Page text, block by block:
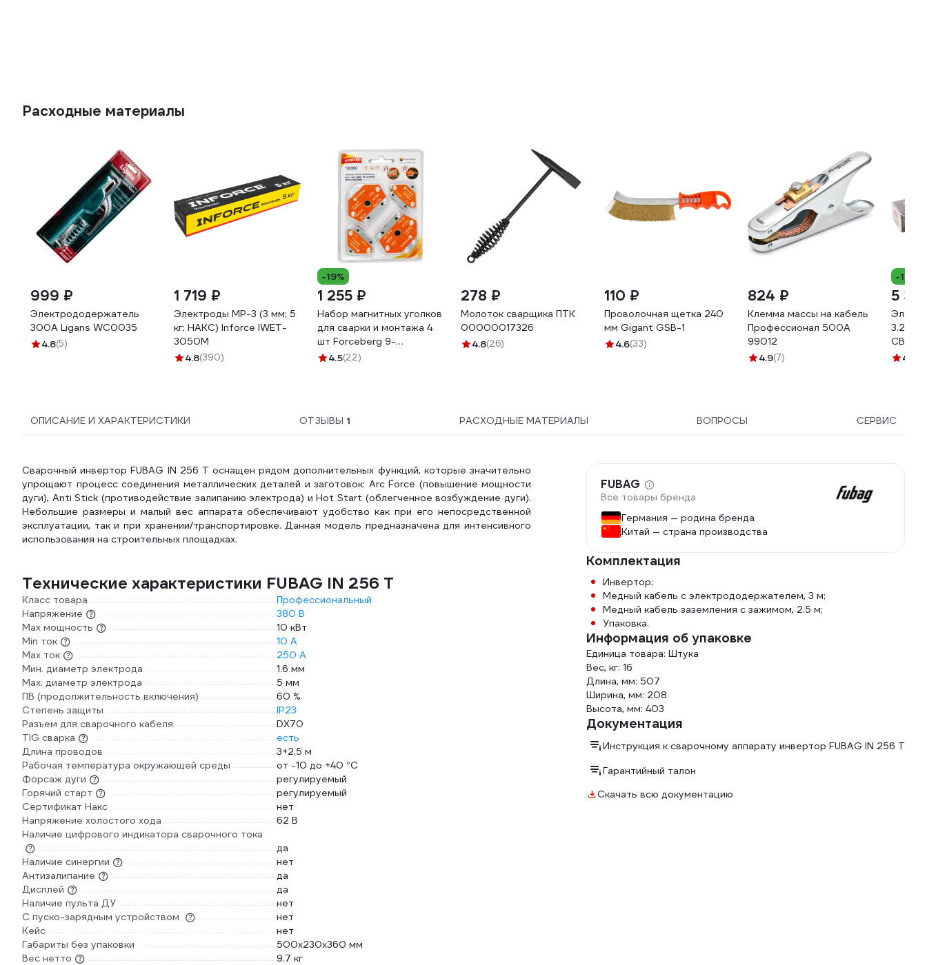
Расходные материалы
999 ₽
Электрододержатель
300А Ligans WC0035
4.8(5)
1 719 ₽
Электроды МР-3 (3 мм; 5
кг; НАКС) Inforce IWET-
3050M
4.8(390)
-19%
1 255 ₽
Набор магнитных уголков
для сварки и монтажа 4
шт Forceberg 9-
4015090-004
4.5(22)
278 ₽
Молоток сварщика ПТК
00000017326
4.8(26)
110 ₽
Проволочная щетка 240
мм Gigant GSB-1
4.6(33)
824 ₽
Клемма массы на кабель
Профессионал 500А
99012
4.9(7)
-11%
5
3.2 мм)
4.7
ОПИСАНИЕ И ХАРАКТЕРИСТИКИ ОТЗЫВЫ 1 РАСХОДНЫЕ МАТЕРИАЛЫ ВОПРОСЫ СЕРВИС
Сварочный инвертор FUBAG IN 256 T оснащен рядом дополнительных функций, которые значительно
упрощают процесс соединения металлических деталей и заготовок: Arc Force (повышение мощности
дуги), Anti Stick (противодействие залипанию электрода) и Hot Start (облегченное возбуждение дуги).
Небольшие размеры и малый вес аппарата обеспечивают удобство как при его непосредственной
эксплуатации, так и при хранении/транспортировке. Данная модель предназначена для интенсивного
использования на строительных площадках.
Технические характеристики FUBAG IN 256 T
Класс товара
Профессиональный
Напряжение
380 В
Max мощность
10 кВт
Min ток
10 А
Max ток
250 А
Мин. диаметр электрода
1.6 мм
Мах. диаметр электрода
5 мм
ПВ (продолжительность включения)
60 %
Степень защиты
IP23
Разъем для сварочного кабеля
DX70
TIG сварка
есть
Длина проводов
3+2.5 м
Рабочая температура окружающей среды
от -10 до +40 °С
Форсаж дуги
регулируемый
Горячий старт
регулируемый
Сертификат Накс
нет
Напряжение холостого хода
62 В
Наличие цифрового индикатора сварочного тока
да
Наличие синергии
нет
Антизалипание
да
Дисплей
да
Наличие пульта ДУ
нет
С пуско-зарядным устройством
нет
Кейс
нет
Габариты без упаковки
500х230х360 мм
Вес нетто
9.7 кг
FUBAG
Все товары бренда
Германия — родина бренда
Китай — страна производства
Комплектация
Инвертор;
Медный кабель с электрододержателем, 3 м;
Медный кабель заземления с зажимом, 2.5 м;
Упаковка.
Информация об упаковке
Единица товара: Штука
Вес, кг: 16
Длина, мм: 507
Ширина, мм: 208
Высота, мм: 403
Документация
Инструкция к сварочному аппарату инвертор FUBAG IN 256 T
Гарантийный талон
Скачать всю документацию